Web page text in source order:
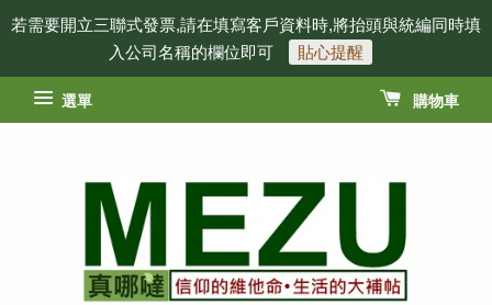
若需要開立三聯式發票,請在填寫客戶資料時,將抬頭與統編同時填
入公司名稱的欄位即可
貼心提醒
選單 購物車